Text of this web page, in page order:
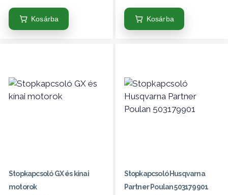
Kosárba Kosárba
Stopkapcsoló GX és kínai
motorok
Stopkapcsoló Husqvarna
Partner Poulan 503179901